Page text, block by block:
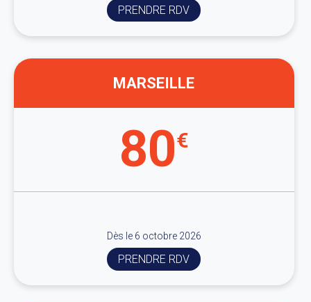
PRENDRE RDV
MARSEILLE
80€
Dès le 6 octobre 2026
PRENDRE RDV